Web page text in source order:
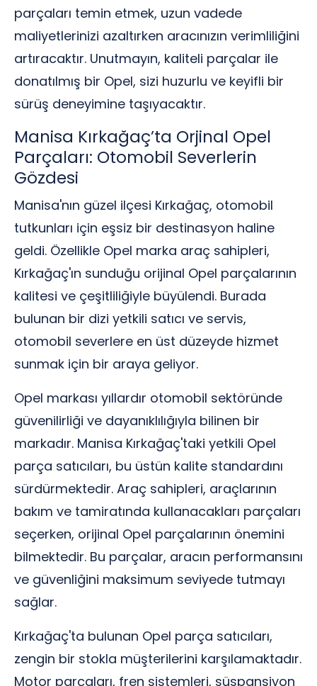
parçaları temin etmek, uzun vadede
maliyetlerinizi azaltırken aracınızın verimliliğini
artıracaktır. Unutmayın, kaliteli parçalar ile
donatılmış bir Opel, sizi huzurlu ve keyifli bir
sürüş deneyimine taşıyacaktır.
Manisa Kırkağaç’ta Orjinal Opel
Parçaları: Otomobil Severlerin
Gözdesi
Manisa'nın güzel ilçesi Kırkağaç, otomobil
tutkunları için eşsiz bir destinasyon haline
geldi. Özellikle Opel marka araç sahipleri,
Kırkağaç'ın sunduğu orijinal Opel parçalarının
kalitesi ve çeşitliliğiyle büyülendi. Burada
bulunan bir dizi yetkili satıcı ve servis,
otomobil severlere en üst düzeyde hizmet
sunmak için bir araya geliyor.
Opel markası yıllardır otomobil sektöründe
güvenilirliği ve dayanıklılığıyla bilinen bir
markadır. Manisa Kırkağaç'taki yetkili Opel
parça satıcıları, bu üstün kalite standardını
sürdürmektedir. Araç sahipleri, araçlarının
bakım ve tamiratında kullanacakları parçaları
seçerken, orijinal Opel parçalarının önemini
bilmektedir. Bu parçalar, aracın performansını
ve güvenliğini maksimum seviyede tutmayı
sağlar.
Kırkağaç'ta bulunan Opel parça satıcıları,
zengin bir stokla müşterilerini karşılamaktadır.
Motor parçaları, fren sistemleri, süspansiyon